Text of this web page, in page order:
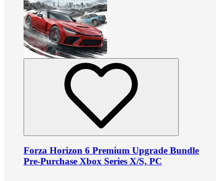
Forza Horizon 6 Premium Upgrade Bundle
Pre-Purchase Xbox Series X/S, PC